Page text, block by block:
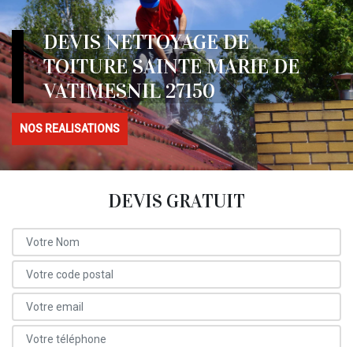
DEVIS NETTOYAGE DE
TOITURE SAINTE MARIE DE
VATIMESNIL 27150
NOS REALISATIONS
DEVIS GRATUIT